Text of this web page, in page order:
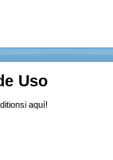
Uso
aquí!